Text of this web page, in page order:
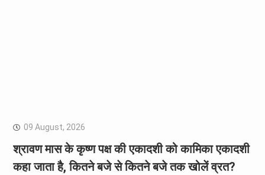
09 August, 2026
श्रावण मास के कृष्ण पक्ष की एकादशी को कामिका एकादशी
कहा जाता है, कितने बजे से कितने बजे तक खोलें व्रत?